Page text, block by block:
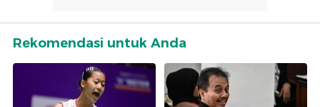
Rekomendasi untuk Anda